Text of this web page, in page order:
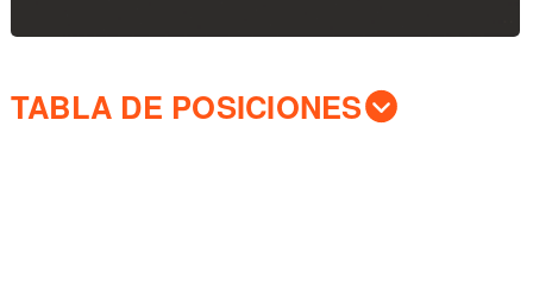
TABLA DE POSICIONES